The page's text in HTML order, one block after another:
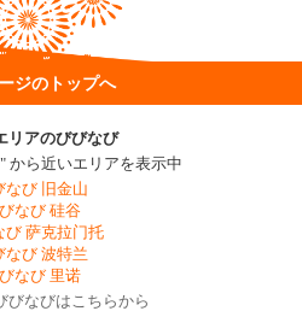
ジのトップへ
リアのびびなび
から近いエリアを表示中
なび 旧金山
なび 硅谷
び 萨克拉门托
なび 波特兰
なび 里诺
びなびはこちらから